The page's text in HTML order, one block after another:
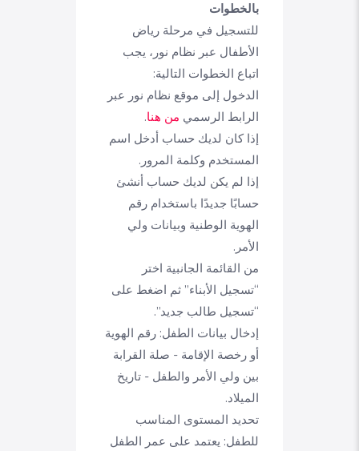
بالخطوات
للتسجيل في مرحلة رياض
الأطفال عبر نظام نور، يجب
اتباع الخطوات التالية:
الدخول إلى موقع نظام نور عبر
الرابط الرسمي من هنا.
إذا كان لديك حساب أدخل اسم
المستخدم وكلمة المرور.
إذا لم يكن لديك حساب أنشئ
حسابًا جديدًا باستخدام رقم
الهوية الوطنية وبيانات ولي
الأمر.
من القائمة الجانبية اختر
“تسجيل الأبناء” ثم اضغط على
“تسجيل طالب جديد”.
إدخال بيانات الطفل: رقم الهوية
أو رخصة الإقامة - صلة القرابة
بين ولي الأمر والطفل - تاريخ
الميلاد.
تحديد المستوى المناسب
للطفل: يعتمد على عمر الطفل